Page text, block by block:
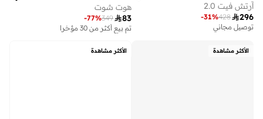
آرتش فيت 2.0
296
428
-31%
توصيل مجاني
هوت شوت
83
349
-77%
تم بيع أكثر من 30 مؤخرا
الأكثر مشاهدة الأكثر مشاهدة